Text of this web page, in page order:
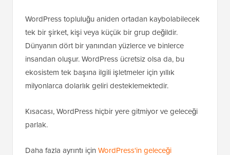
WordPress topluluğu aniden ortadan kaybolabilecek
tek bir şirket, kişi veya küçük bir grup değildir.
Dünyanın dört bir yanından yüzlerce ve binlerce
insandan oluşur. WordPress ücretsiz olsa da, bu
ekosistem tek başına ilgili işletmeler için yıllık
milyonlarca dolarlık geliri desteklemektedir.
Kısacası, WordPress hiçbir yere gitmiyor ve geleceği
parlak.
Daha fazla ayrıntı için WordPress'in geleceği